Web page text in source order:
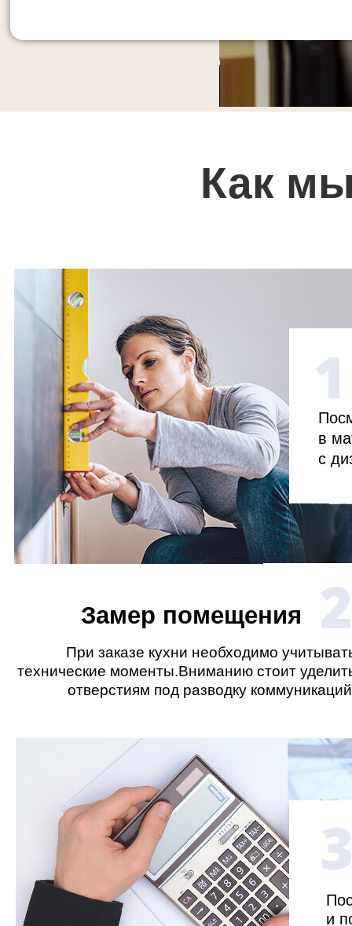
и
1
Как
2
При заказе кухни необходимо
технические моменты.Вниманию стоит
отверстиям под разводку
Замер помещения
в
с